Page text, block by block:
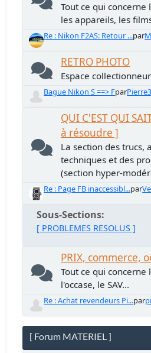
Tout ce qui
les appareils, les
Re : Nikon F2AS: Retour ...par
RETRO PHOTO
Espace
Bague Nikon S ==> Fpar
QUI C'EST QUI
à résoudre ]
La section des trucs,
techniques et des
(section hyper-
Re : Page FB inaccessibl...par
Sous-Sections
[ PROBLEMES RESOLUS ]
PRIX, commerce,
Tout ce qui
l'occase, le SAV...
Re : Achat revendeurs Pi...par
[ Forum MATERIEL ]